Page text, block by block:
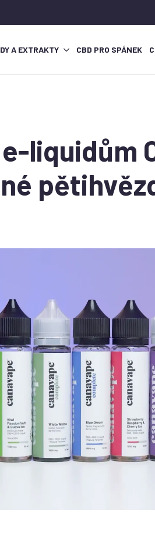
A EXTRAKTY CBD PRO SPÁNEK
liquidům